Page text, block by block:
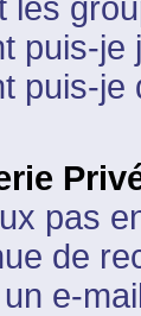
les
puis-je
puis-je
pas
de
e-